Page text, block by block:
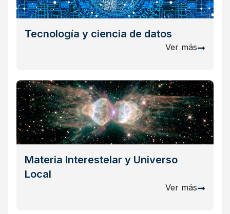
Tecnología y ciencia de datos
Ver más
Materia Interestelar y Universo
Local
Ver más